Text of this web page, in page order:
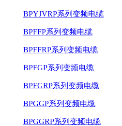
BPYJVRP系列变频电缆
BPFFP系列变频电缆
BPFFRP系列变频电缆
BPFGP系列变频电缆
BPFGRP系列变频电缆
BPGGP系列变频电缆
BPGGRP系列变频电缆